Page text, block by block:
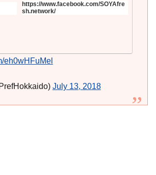
https://www.facebook.com/SOYAfre
sh.network/
eh0wHFuMel
July 13, 2018